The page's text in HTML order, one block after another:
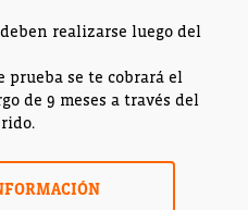
realizarse luego del
se te cobrará el
de 9 meses a través del